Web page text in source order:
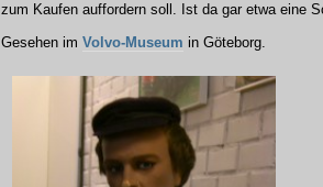
zum Kaufen auffordern soll. Ist da gar etwa eine
Gesehen im Volvo-Museum in Göteborg.